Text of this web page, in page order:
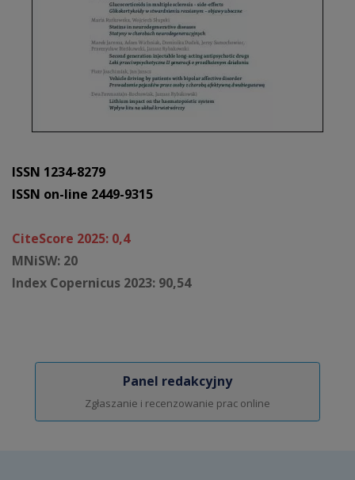
ISSN 1234-8279
ISSN on-line 2449-9315
CiteScore 2025: 0,4
MNiSW: 20
Index Copernicus 2023: 90,54
Panel redakcyjny
Zgłaszanie i recenzowanie prac online